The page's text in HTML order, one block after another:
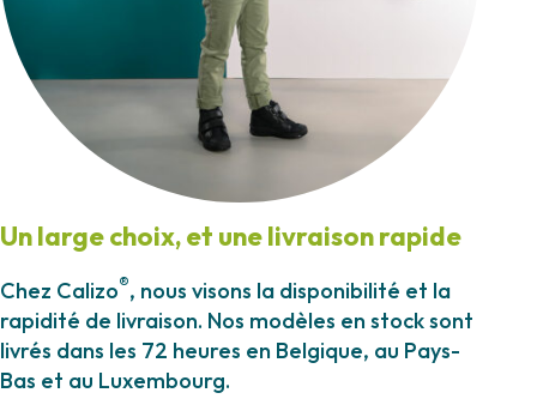
Un large choix, et une livraison rapide
Chez Calizo®, nous visons la disponibilité et la
rapidité de livraison. Nos modèles en stock sont
livrés dans les 72 heures en Belgique, au Pays-
Bas et au Luxembourg.